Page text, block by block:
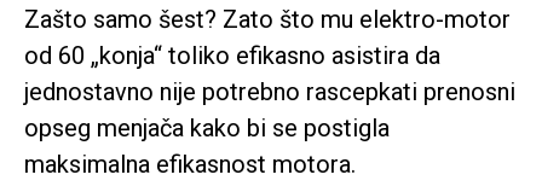
Zašto samo šest? Zato što mu elektro-motor
od 60 „konja“ toliko efikasno asistira da
jednostavno nije potrebno rascepkati prenosni
opseg menjača kako bi se postigla
maksimalna efikasnost motora.